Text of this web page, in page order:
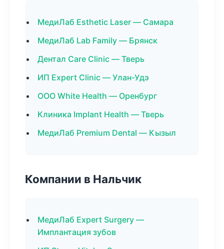
МедиЛаб Esthetic Laser — Самара
МедиЛаб Lab Family — Брянск
Дентал Care Clinic — Тверь
ИП Expert Clinic — Улан-Удэ
ООО White Health — Оренбург
Клиника Implant Health — Тверь
МедиЛаб Premium Dental — Кызыл
Компании в Нальчик
МедиЛаб Expert Surgery —
Имплантация зубов